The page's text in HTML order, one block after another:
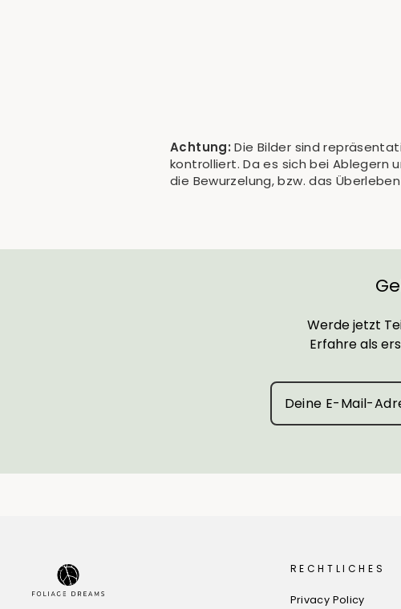
Achtung: Die Bilder sind
kontrolliert. Da es sich bei Ablegern
die Bewurzelung, bzw. das
Werde jetzt
Erfahre als
RECHTLICHES
Privacy Policy